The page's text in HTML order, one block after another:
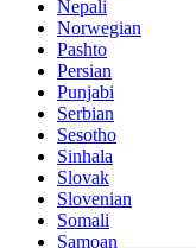
Nepali
Norwegian
Pashto
Persian
Punjabi
Serbian
Sesotho
Sinhala
Slovak
Slovenian
Somali
Samoan